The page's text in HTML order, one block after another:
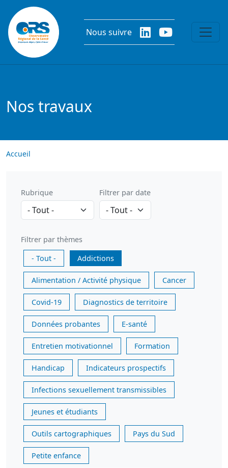
Aller au contenu principal
Nous suivre
Nos travaux
Accueil
Rubrique Filtrer par date
Filtrer par thèmes
- Tout -
Addictions
Alimentation / Activité physique Cancer
Covid-19 Diagnostics de territoire
Données probantes E-santé
Entretien motivationnel Formation
Handicap Indicateurs prospectifs
Infections sexuellement transmissibles
Jeunes et étudiants
Outils cartographiques Pays du Sud
Petite enfance